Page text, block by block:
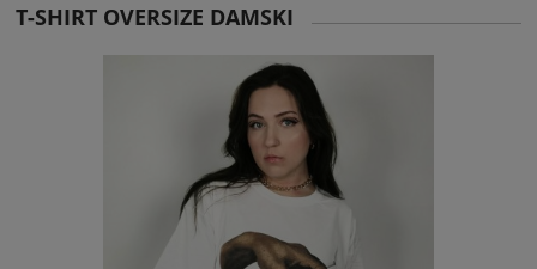
T-SHIRT OVERSIZE DAMSKI